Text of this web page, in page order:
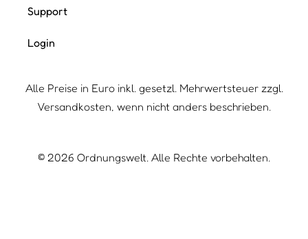
Support
Login
Alle Preise in Euro inkl. gesetzl. Mehrwertsteuer zzgl.
Versandkosten, wenn nicht anders beschrieben.
© 2026 Ordnungswelt. Alle Rechte vorbehalten.